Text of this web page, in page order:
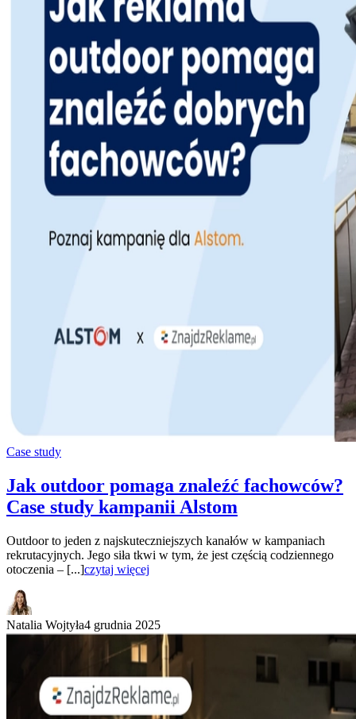
Case study
Jak outdoor pomaga znaleźć fachowców?
Case study kampanii Alstom
Outdoor to jeden z najskuteczniejszych kanałów w kampaniach
rekrutacyjnych. Jego siła tkwi w tym, że jest częścią codziennego
otoczenia – [...]czytaj więcej
Natalia Wojtyła4 grudnia 2025